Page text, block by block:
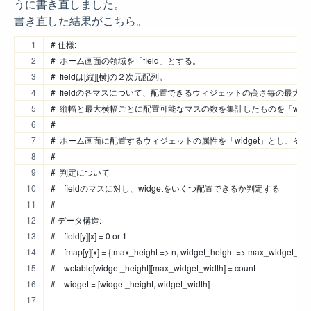
うに書き直しました。
書き直した結果がこちら。
# 仕様:
#  ホーム画面の領域を「field」とする。
#  fieldは[縦][横]の２次元配列。
#  fieldの各マスについて、配置できるウィジェットの高さ毎の最大
#  縦幅と最大横幅ごとに配置可能なマスの数を集計したものを「
#
#  ホーム画面に配置するウィジェットの属性を「widget」とし、そ
#
#  判定について
#    fieldのマスに対し、widgetをいくつ配置できるか判定する
#
# データ構造:
#    field[y][x] = 0 or 1
#    fmap[y][x] = {:max_height => n, widget_height =>
#    wctable[widget_height][max_widget_width] = count
#    widget = [widget_height, widget_width]